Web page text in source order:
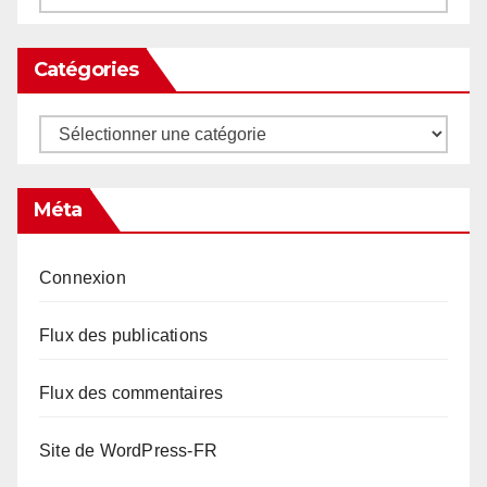
Catégories
Catégories
Méta
Connexion
Flux des publications
Flux des commentaires
Site de WordPress-FR